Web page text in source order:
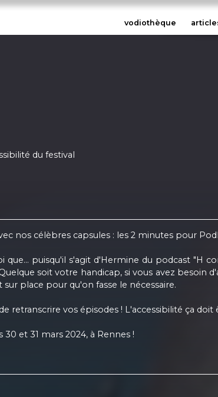
vodiothèque
du festival
nos célèbres capsules : les 2 minutes pour
puisqu'il s'agit d'Hermine du podcast "H
soit votre handicap, si vous avez besoin
place pour qu'on fasse le nécessaire.
retranscrire vos épisodes ! L'accessibilité ça
et 31 mars 2024, à Rennes !